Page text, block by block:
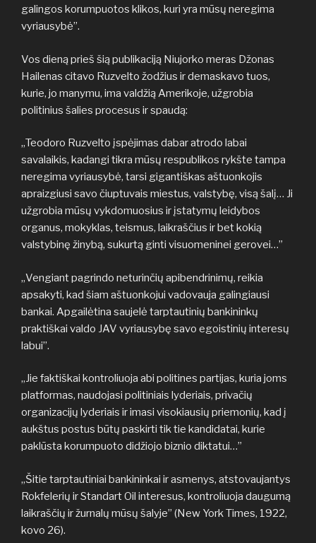
galingos korumpuotos klikos, kuri yra mūsų neregima
vyriausybė”.
Vos dieną prieš šią publikaciją Niujorko meras Džonas
Hailenas citavo Ruzvelto žodžius ir demaskavo tuos,
kurie, jo manymu, ima valdžią Amerikoje, užgrobia
politinius šalies procesus ir spaudą:
„Teodoro Ruzvelto įspėjimas dabar atrodo labai
savalaikis, kadangi tikra mūsų respublikos rykšte tampa
neregima vyriausybė, tarsi gigantiškas aštuonkojis
apraizgiusi savo čiuptuvais miestus, valstybę, visą šalį… Ji
užgrobia mūsų vykdomuosius ir įstatymų leidybos
organus, mokyklas, teismus, laikraščius ir bet kokią
valstybinę žinybą, sukurtą ginti visuomeninei gerovei…”
„Vengiant pagrindo neturinčių apibendrinimų, reikia
apsakyti, kad šiam aštuonkojui vadovauja galingiausi
bankai. Apgailėtina saujelė tarptautinių bankininkų
praktiškai valdo JAV vyriausybę savo egoistinių interesų
labui”.
„Jie faktiškai kontroliuoja abi politines partijas, kuria joms
platformas, naudojasi politiniais lyderiais, privačių
organizacijų lyderiais ir imasi visokiausių priemonių, kad į
aukštus postus būtų paskirti tik tie kandidatai, kurie
paklūsta korumpuoto didžiojo biznio diktatui…”
„Šitie tarptautiniai bankininkai ir asmenys, atstovaujantys
Rokfelerių ir Standart Oil interesus, kontroliuoja daugumą
laikraščių ir žurnalų mūsų šalyje” (New York Times, 1922,
kovo 26).